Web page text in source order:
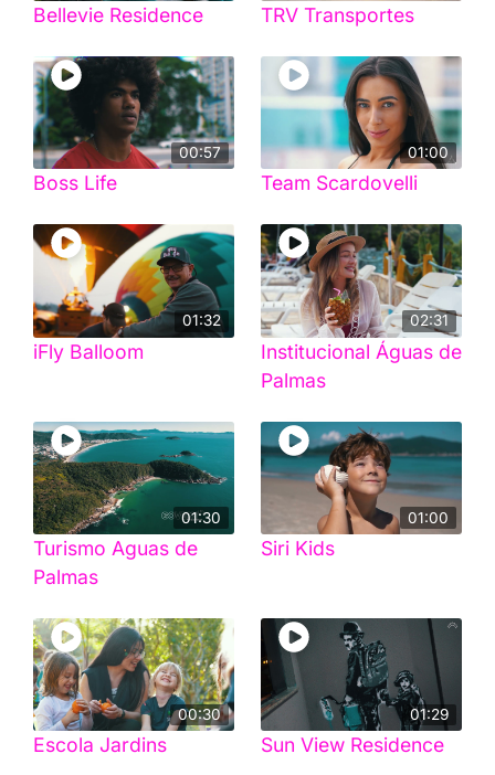
Bellevie Residence TRV Transportes
00:57
Boss Life
01:00
Team Scardovelli
01:32
iFly Balloom
02:31
Institucional Águas de
Palmas
01:30
Turismo Aguas de
Palmas
01:00
Siri Kids
00:30
Escola Jardins
01:29
Sun View Residence